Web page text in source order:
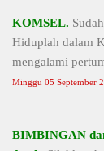
KOMSEL.
Hiduplah dalam
mengalami
Minggu 05 September
BIMBINGAN